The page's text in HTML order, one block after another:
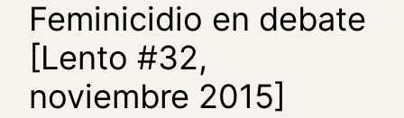
Feminicidio en debate
[Lento #32,
noviembre 2015]